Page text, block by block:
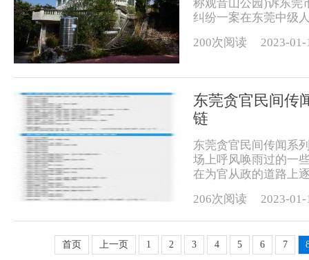
称观音山公园)诉东莞
纠纷一案在东莞中级
200次阅读
2023-
东莞贪官民间传
链
东莞贪官民间传闻系
场上呼风唤雨过的一
在为官从政的道路上
206次阅读
2023-
首页 上一页 1 2 3 4 5 6 7